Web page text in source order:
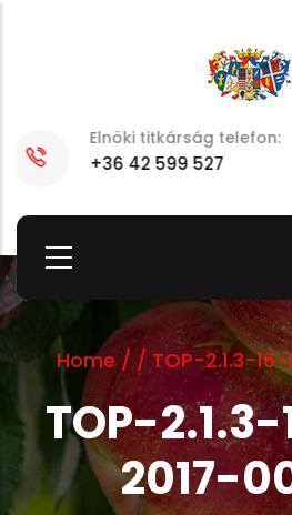
E-mail:
elnok@szszbmo.hu
Home / / TOP-2.1.3-
TOP-
2017-